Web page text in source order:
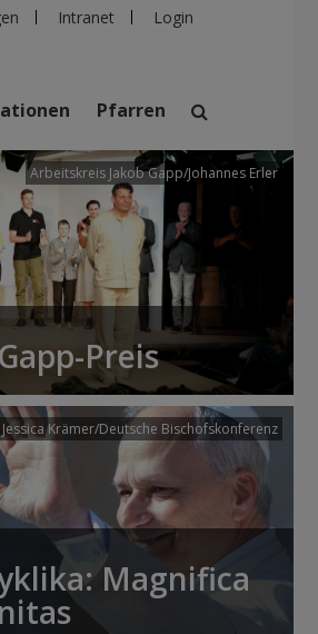
Intranet Login
suchen
Pfarren Einrichtungen
Pfarren
Arbeitskreis Jakob Gapp/Johannes Erler
Preis
Jessica Krämer/Deutsche Bischofskonferenz
Magnifica